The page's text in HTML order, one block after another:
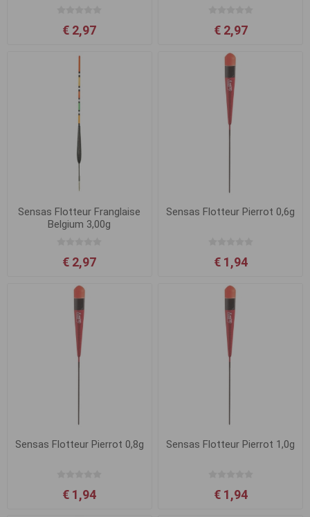
€ 2,97 € 2,97
Sensas Flotteur Franglaise
Belgium 3,00g
€ 2,97
Sensas Flotteur Pierrot 0,6g
€ 1,94
Sensas Flotteur Pierrot 0,8g
€ 1,94
Sensas Flotteur Pierrot 1,0g
€ 1,94